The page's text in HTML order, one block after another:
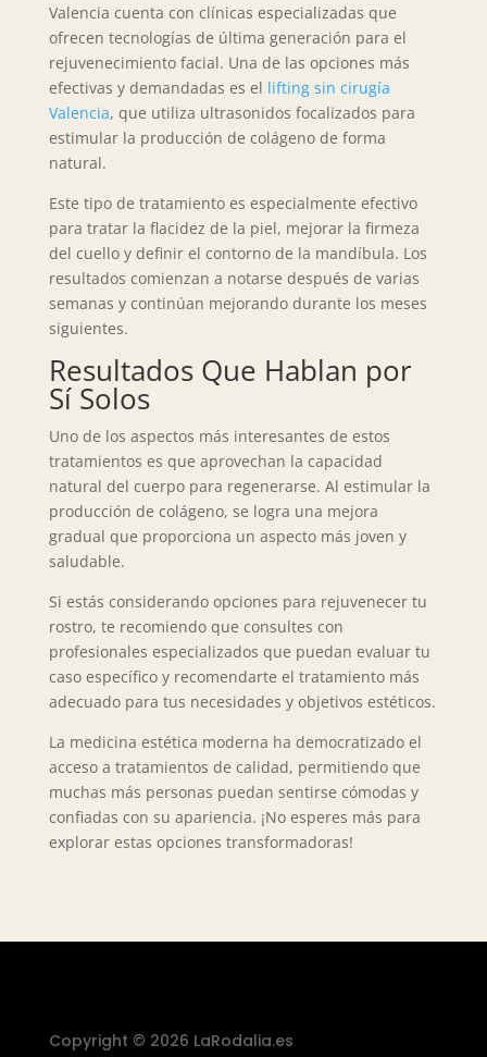
Valencia cuenta con clínicas especializadas que
ofrecen tecnologías de última generación para el
rejuvenecimiento facial. Una de las opciones más
efectivas y demandadas es el lifting sin cirugía
Valencia, que utiliza ultrasonidos focalizados para
estimular la producción de colágeno de forma
natural.
Este tipo de tratamiento es especialmente efectivo
para tratar la flacidez de la piel, mejorar la firmeza
del cuello y definir el contorno de la mandíbula. Los
resultados comienzan a notarse después de varias
semanas y continúan mejorando durante los meses
siguientes.
Resultados Que Hablan por
Sí Solos
Uno de los aspectos más interesantes de estos
tratamientos es que aprovechan la capacidad
natural del cuerpo para regenerarse. Al estimular la
producción de colágeno, se logra una mejora
gradual que proporciona un aspecto más joven y
saludable.
Si estás considerando opciones para rejuvenecer tu
rostro, te recomiendo que consultes con
profesionales especializados que puedan evaluar tu
caso específico y recomendarte el tratamiento más
adecuado para tus necesidades y objetivos estéticos.
La medicina estética moderna ha democratizado el
acceso a tratamientos de calidad, permitiendo que
muchas más personas puedan sentirse cómodas y
confiadas con su apariencia. ¡No esperes más para
explorar estas opciones transformadoras!
Copyright © 2026 LaRodalia.es